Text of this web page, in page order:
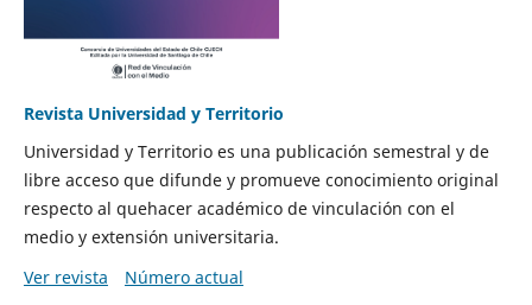
Revista Universidad y Territorio
Universidad y Territorio es una publicación semestral y de
libre acceso que difunde y promueve conocimiento original
respecto al quehacer académico de vinculación con el
medio y extensión universitaria.
Ver revista
Número actual